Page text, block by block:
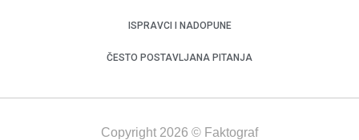
ISPRAVCI I NADOPUNE
ČESTO POSTAVLJANA PITANJA
Copyright 2026 © Faktograf